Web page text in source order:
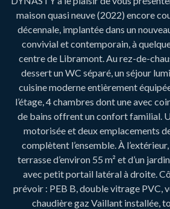
maison quasi neuve (2022) encore
décennale, implantée dans un
convivial et contemporain, à
centre de Libramont. Au rez-de-
dessert un WC séparé, un séjour
cuisine moderne entièrement
l’étage, 4 chambres dont une avec
de bains offrent un confort familial.
motorisée et deux emplacements
complètent l’ensemble. À
terrasse d’environ 55 m² et d’un
avec petit portail latéral à droite.
prévoir : PEB B, double vitrage PVC,
chaudière gaz Vaillant installée,